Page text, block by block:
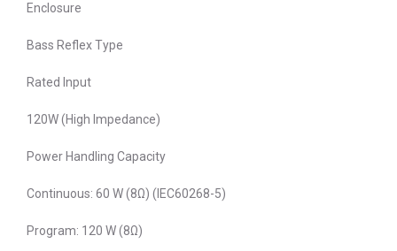
Enclosure
Bass Reflex Type
Rated Input
120W (High Impedance)
Power Handling Capacity
Continuous: 60 W (8Ω) (IEC60268-5)
Program: 120 W (8Ω)